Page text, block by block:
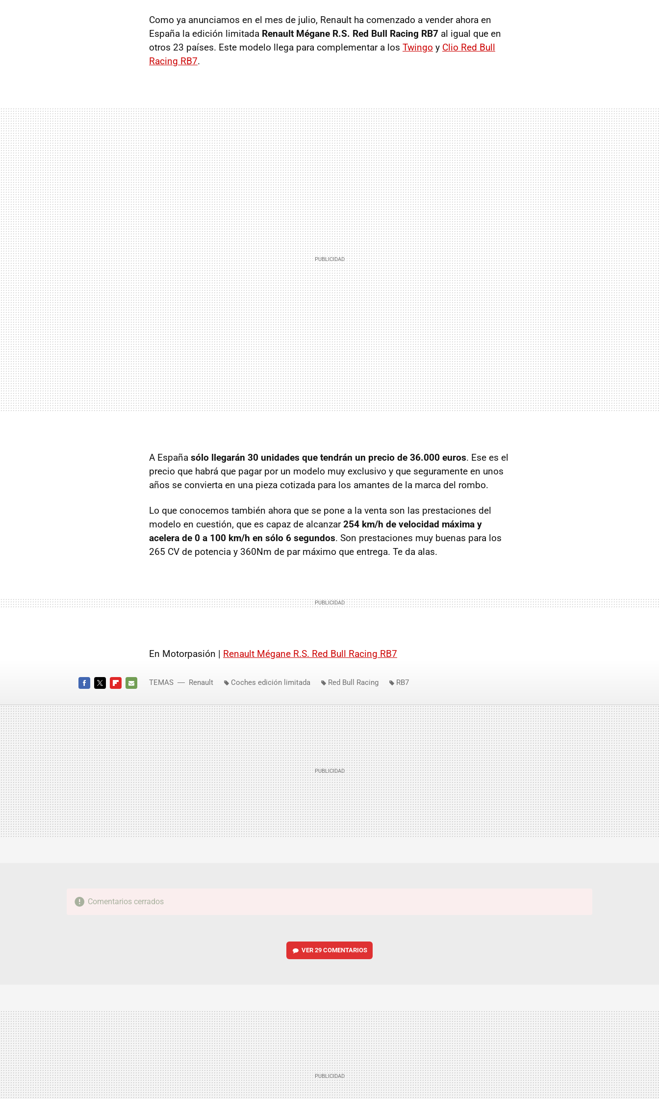
Como ya anunciamos en el mes de julio, Renault ha comenzado a vender ahora en
España la edición limitada Renault Mégane R.S. Red Bull Racing RB7 al igual que en
otros 23 países. Este modelo llega para complementar a los Twingo y Clio Red Bull
Racing RB7.
A España sólo llegarán 30 unidades que tendrán un precio de 36.000 euros. Ese es el
precio que habrá que pagar por un modelo muy exclusivo y que seguramente en unos
años se convierta en una pieza cotizada para los amantes de la marca del rombo.
Lo que conocemos también ahora que se pone a la venta son las prestaciones del
modelo en cuestión, que es capaz de alcanzar254 km/h de velocidad máxima y
acelera de 0 a 100 km/h en sólo 6 segundos. Son prestaciones muy buenas para los
265 CV de potencia y 360Nm de par máximo que entrega. Te da alas.
En Motorpasión | Renault Mégane R.S. Red Bull Racing RB7
MAIL
TEMAS Renault Coches edición limitada Red Bull Racing RB7
Comentarios cerrados
VER 29 COMENTARIOS